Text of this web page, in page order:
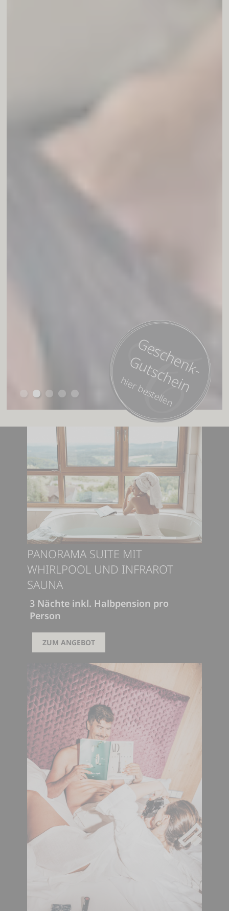
Geschenk-
Gutschein
hier bestellen
PANORAMA SUITE MIT
WHIRLPOOL UND INFRAROT
SAUNA
3 Nächte inkl. Halbpension pro
Person
495,00 €
ZUM ANGEBOT